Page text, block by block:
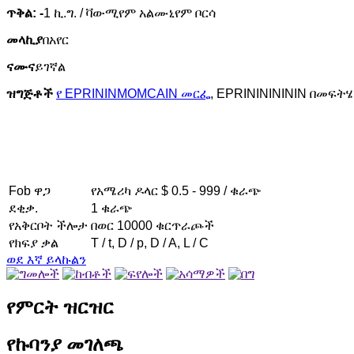
ጥቅል: -1 ኪ.ግ. / ቫውሚየም አልሙኒየም ቦርሳ
መላኪያበአየር
ናሙናይገኛል
ዝግጅቶች የ EPRININMOMCAIN መርፌ, EPRINININININ
Fob ዋጋ
የአሜሪካ ዶላር $ 0.5 - 999 / ቁራጭ
ደቂቃ.
1 ቁራጭ
የአቅርቦት ችሎታ በወር 10000 ቁርጥራጮች
የክፍያ ቃል
T / t, D / p, D / A, L / C
ወደ እኛ ይላኩልን
የምርት ዝርዝር
የኩባንያ መገለጫ